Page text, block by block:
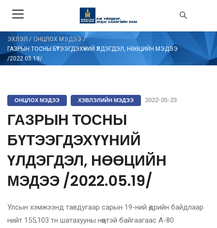
ЭХЛЭЛ / ОНЦЛОХ МЭДЭЭ/
ГАЗРЫН ТОСНЫ БҮТЭЭГДЭХҮҮНИЙ ҮЛДЭГДЭЛ, НӨӨЦИЙН МЭДЭЭ
/2022.05.19/
ОНЦЛОХ МЭДЭЭ ХЭВЛЭЛИЙН МЭДЭЭ 2022-05-23
ГАЗРЫН ТОСНЫ
БҮТЭЭГДЭХҮҮНИЙ
ҮЛДЭГДЭЛ, НӨӨЦИЙН
МЭДЭЭ /2022.05.19/
Улсын хэмжээнд тавдугаар сарын 19-ний өдрийн байдлаар
нийт 155,103 тн шатахууны нөөцтэй байгаагаас А-80